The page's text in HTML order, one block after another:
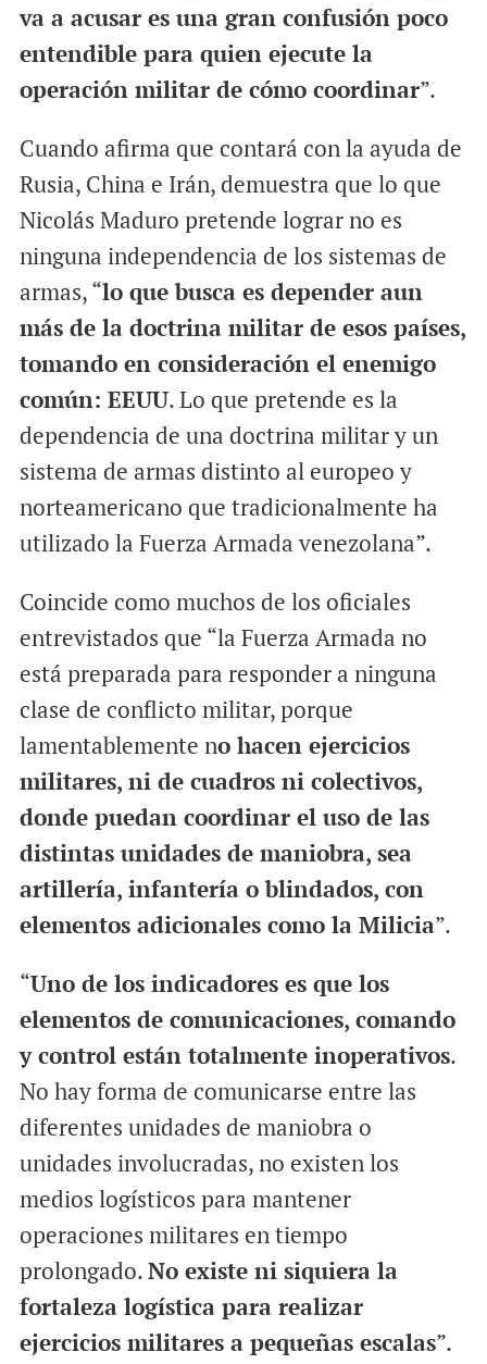
va a acusar es una gran confusión poco
entendible para quien ejecute la
operación militar de cómo coordinar”.
Cuando afirma que contará con la ayuda de
Rusia, China e Irán, demuestra que lo que
Nicolás Maduro pretende lograr no es
ninguna independencia de los sistemas de
armas, “lo que busca es depender aun
más de la doctrina militar de esos países,
tomando en consideración el enemigo
común: EEUU. Lo que pretende es la
dependencia de una doctrina militar y un
sistema de armas distinto al europeo y
norteamericano que tradicionalmente ha
utilizado la Fuerza Armada venezolana”.
Coincide como muchos de los oficiales
entrevistados que “la Fuerza Armada no
está preparada para responder a ninguna
clase de conflicto militar, porque
lamentablemente no hacen ejercicios
militares, ni de cuadros ni colectivos,
donde puedan coordinar el uso de las
distintas unidades de maniobra, sea
artillería, infantería o blindados, con
elementos adicionales como la Milicia”.
“Uno de los indicadores es que los
elementos de comunicaciones, comando
y control están totalmente inoperativos.
No hay forma de comunicarse entre las
diferentes unidades de maniobra o
unidades involucradas, no existen los
medios logísticos para mantener
operaciones militares en tiempo
prolongado.No existe ni siquiera la
fortaleza logística para realizar
ejercicios militares a pequeñas escalas”.